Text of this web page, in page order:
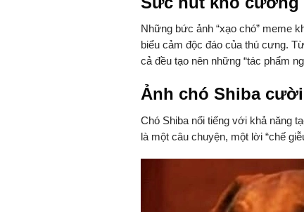
Những bức ảnh “xạo chó” meme
biểu cảm độc đáo của thú cưng.
cả đều tạo nên những “tác phẩm
Ảnh chó Shiba
Chó Shiba nổi tiếng với khả năng
là một câu chuyện, một lời “chế